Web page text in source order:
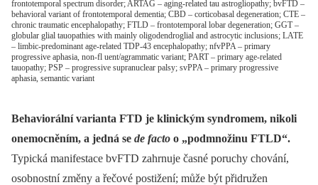
frontotemporal spectrum disorder; ARTAG – aging-related tau astrogliopathy; bvFTD –
behavioral variant of frontotemporal dementia; CBD – corticobasal degeneration; CTE –
chronic traumatic encephalopathy; FTLD – frontotemporal lobar degeneration; GGT –
globular glial tauopathies with mainly oligodendroglial and astrocytic inclusions; LATE
– limbic-predominant age-related TDP-43 encephalopathy; nfvPPA – primary
progressive aphasia, non-fl uent/agrammatic variant; PART – primary age-related
tauopathy; PSP – progressive supranuclear palsy; svPPA – primary progressive
aphasia, semantic variant
Behaviorální varianta FTD je klinickým syndromem, nikoli
onemocněním, a jedná se de facto o „podmnožinu FTLD“.
Typická manifestace bvFTD zahrnuje časné poruchy chování,
osobnostní změny a řečové postižení; může být přidružen